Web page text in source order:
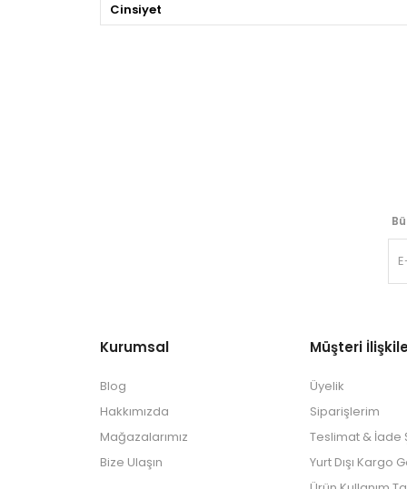
Cinsiyet
Kurumsal
Blog
Hakkımızda
Mağazalarımız
Bize Ulaşın
Müşteri
Üyelik
Siparişlerim
Teslimat & İade
Yurt Dışı Kargo